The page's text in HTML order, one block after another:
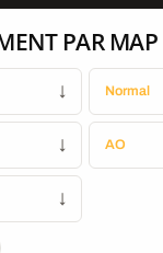
PAR MAP
↓ Normal
↓ AO
↓